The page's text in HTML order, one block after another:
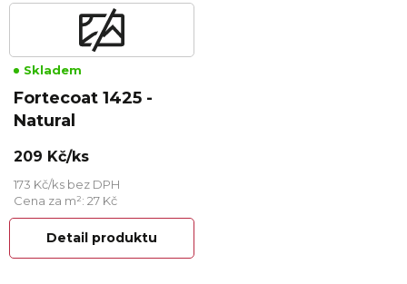
Skladem
Fortecoat 1425 -
Natural
209 Kč/ks
173 Kč/ks bez DPH
Cena za m²: 27 Kč
Detail produktu